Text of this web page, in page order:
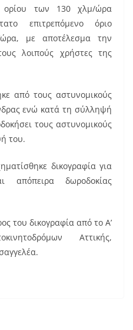
ορίου των 130 χλμ/ώρα
επιτρεπόμενο όριο
με αποτέλεσμα την
λοιπούς χρήστες της
από τους αστυνομικούς
ενώ κατά τη σύλληψή
τους αστυνομικούς
του.
δικογραφία για
απόπειρα δωροδοκίας
του δικογραφία από το Α’
Αττικής,